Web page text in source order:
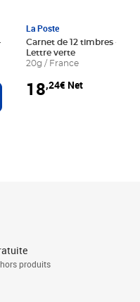
au panier
La Poste
Carnet de 12 timbres - Le
Lettre verte
20g / France
18,24€ Net
produits